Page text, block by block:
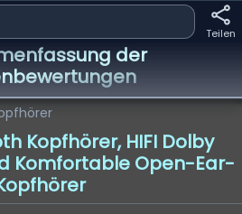
Teilen
der
Kopfhörer, HIFI Dolby
Komfortable Open-Ear-